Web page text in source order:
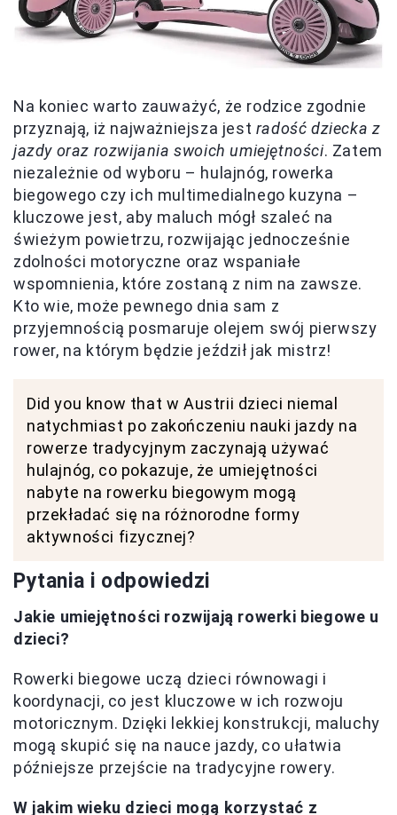
Na koniec warto zauważyć, że rodzice zgodnie
przyznają, iż najważniejsza jest radość dziecka z
jazdy oraz rozwijania swoich umiejętności. Zatem
niezależnie od wyboru – hulajnóg, rowerka
biegowego czy ich multimedialnego kuzyna –
kluczowe jest, aby maluch mógł szaleć na
świeżym powietrzu, rozwijając jednocześnie
zdolności motoryczne oraz wspaniałe
wspomnienia, które zostaną z nim na zawsze.
Kto wie, może pewnego dnia sam z
przyjemnością posmaruje olejem swój pierwszy
rower, na którym będzie jeździł jak mistrz!
Did you know that w Austrii dzieci niemal
natychmiast po zakończeniu nauki jazdy na
rowerze tradycyjnym zaczynają używać
hulajnóg, co pokazuje, że umiejętności
nabyte na rowerku biegowym mogą
przekładać się na różnorodne formy
aktywności fizycznej?
Pytania i odpowiedzi
Jakie umiejętności rozwijają rowerki biegowe u
dzieci?
Rowerki biegowe uczą dzieci równowagi i
koordynacji, co jest kluczowe w ich rozwoju
motoricznym. Dzięki lekkiej konstrukcji, maluchy
mogą skupić się na nauce jazdy, co ułatwia
późniejsze przejście na tradycyjne rowery.
W jakim wieku dzieci mogą korzystać z